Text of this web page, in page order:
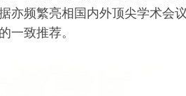
亦频繁亮相国内外顶尖学术会
一致推荐。